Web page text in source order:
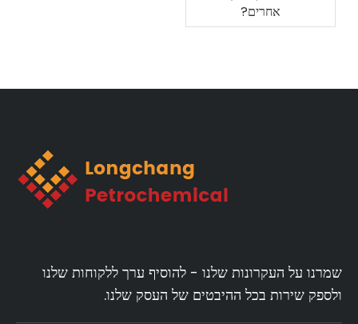
אחרים?
שמרנו על העקרונות שלנו - להוסיף ערך ללקוחות שלנו
ולספק שירות בכל ההיבטים של העסק שלנו.